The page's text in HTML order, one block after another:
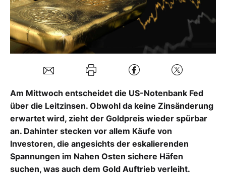
Mein Konto
Kontakt
Am Mittwoch entscheidet die US-Notenbank Fed
über die Leitzinsen. Obwohl da keine Zinsänderung
erwartet wird, zieht der Goldpreis wieder spürbar
an. Dahinter stecken vor allem Käufe von
Investoren, die angesichts der eskalierenden
Spannungen im Nahen Osten sichere Häfen
suchen, was auch dem Gold Auftrieb verleiht.